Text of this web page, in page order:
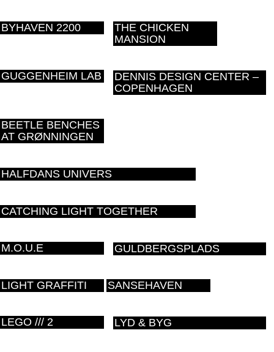
BYHAVEN 2200
THE CHICKEN
MANSION
GUGGENHEIM LAB
DENNIS DESIGN CENTER –
COPENHAGEN
BEETLE BENCHES
AT GRØNNINGEN
HALFDANS UNIVERS
CATCHING LIGHT TOGETHER
M.O.U.E GULDBERGSPLADS
LIGHT GRAFFITI SANSEHAVEN
LEGO /// 2 LYD & BYG